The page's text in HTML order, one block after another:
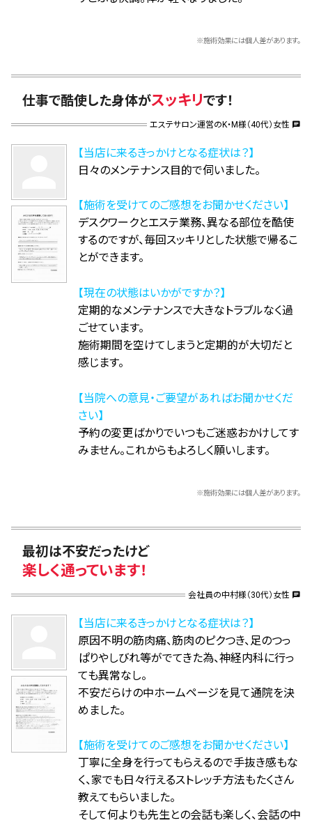
※施術効果には個人差があります。
仕事で酷使した身体がスッキリです！
エステサロン運営のK・M様（40代）女性 chat
【当店に来るきっかけとなる症状は？】
日々のメンテナンス目的で伺いました。
【施術を受けてのご感想をお聞かせください】
デスクワークとエステ業務、異なる部位を酷使
するのですが、毎回スッキリとした状態で帰るこ
とができます。
【現在の状態はいかがですか？】
定期的なメンテナンスで大きなトラブルなく過
ごせています。
施術期間を空けてしまうと定期的が大切だと
感じます。
【当院への意見・ご要望があればお聞かせくだ
さい】
予約の変更ばかりでいつもご迷惑おかけしてす
みません。これからもよろしく願いします。
※施術効果には個人差があります。
最初は不安だったけど
楽しく通っています！
会社員の中村様（30代）女性 chat
【当店に来るきっかけとなる症状は？】
原因不明の筋肉痛、筋肉のピクつき、足のつっ
ぱりやしびれ等がでてきた為、神経内科に行っ
ても異常なし。
不安だらけの中ホームページを見て通院を決
めました。
【施術を受けてのご感想をお聞かせください】
丁寧に全身を行ってもらえるので手抜き感もな
く、家でも日々行えるストレッチ方法もたくさん
教えてもらいました。
そして何よりも先生との会話も楽しく、会話の中